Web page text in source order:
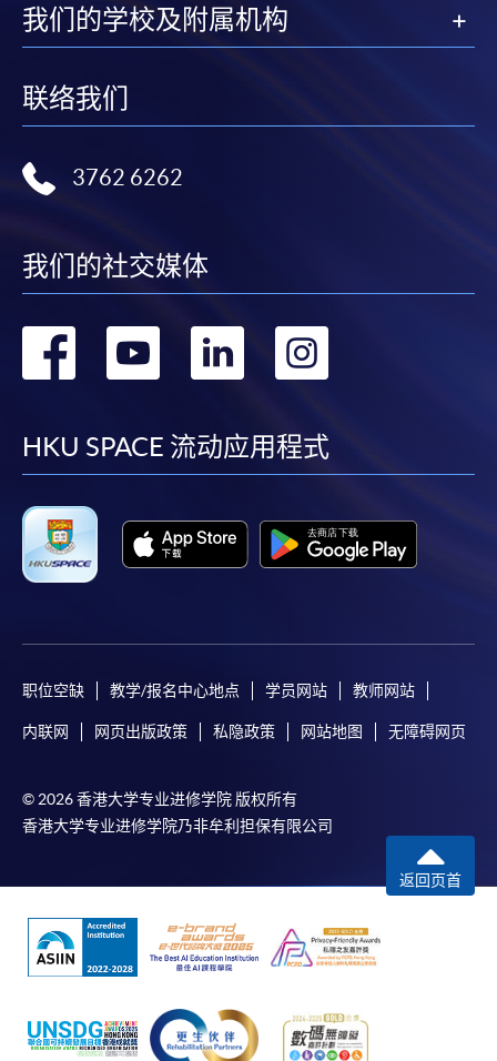
我们的学校及附属机构
联络我们
3762 6262
我们的社交媒体
转
facebook
转
youtube
转
linkedin
HKU SPACE 流动应用程式
职位空缺 教学/报名中心地点 学员网站 教师网站
内联网 网页出版政策 私隐政策 网站地图 无障碍网页
© 2026 香港大学专业进修学院 版权所有
香港大学专业进修学院乃非牟利担保有限公司
返回页首